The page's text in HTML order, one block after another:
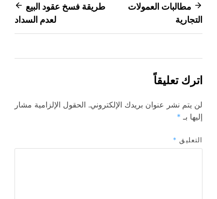
تصفّح
المقالات
مطالبات العمولات
التجارية
طريقة فسخ عقود البيع
لعدم السداد
اترك تعليقاً
لن يتم نشر عنوان بريدك الإلكتروني. الحقول الإلزامية مشار
إليها بـ *
التعليق *